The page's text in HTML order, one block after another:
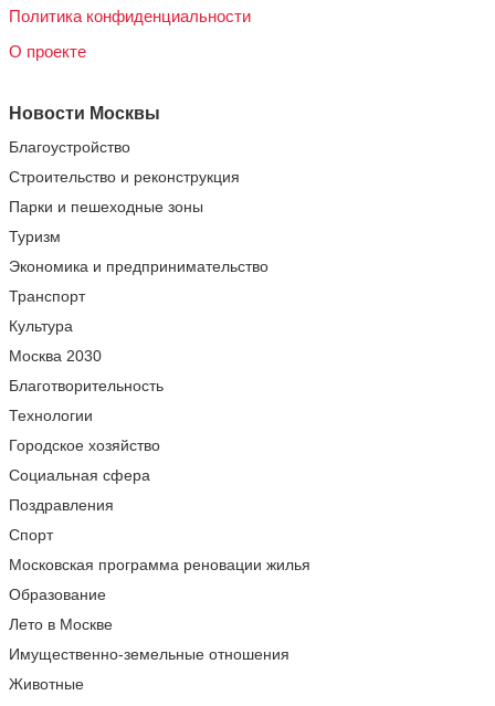
Политика конфиденциальности
О проекте
Новости Москвы
Благоустройство
Строительство и реконструкция
Парки и пешеходные зоны
Туризм
Экономика и предпринимательство
Транспорт
Культура
Москва 2030
Благотворительность
Технологии
Городское хозяйство
Социальная сфера
Поздравления
Спорт
Московская программа реновации жилья
Образование
Лето в Москве
Имущественно-земельные отношения
Животные